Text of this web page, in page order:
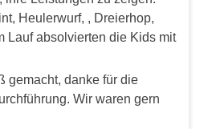
Heulerwurf, , Dreierhop,
Lauf absolvierten die Kids mit
gemacht, danke für die
Wir waren gern